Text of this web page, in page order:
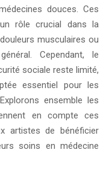
douces. Ces
rôle crucial dans la
musculaires ou
Cependant, le
sociale reste limité,
essentiel pour les
ensemble les
en compte ces
artistes de bénéficier
soins en médecine